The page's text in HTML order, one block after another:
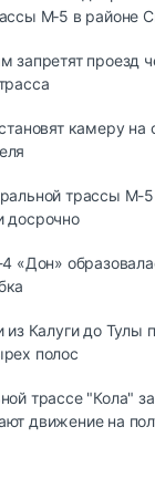
М‑5 в районе
запретят проезд
камеру на
трассы М-
досрочно
«Дон»
из Калуги до Тулы
полос
трассе "Кола"
движение на